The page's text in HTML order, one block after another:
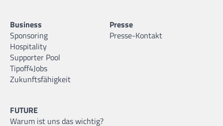
Business
Sponsoring
Hospitality
Supporter Pool
Tipoff4Jobs
Zukunftsfähigkeit
Presse
Presse-Kontakt
FUTURE
Warum ist uns das wichtig?